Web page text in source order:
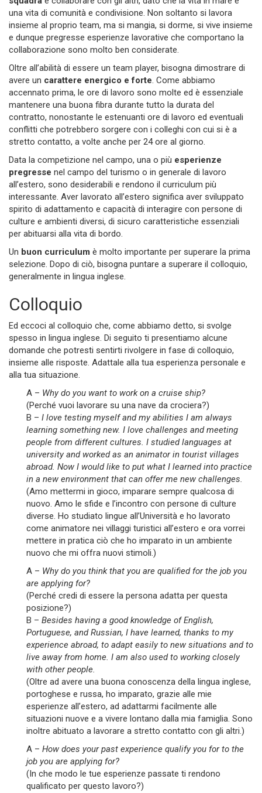
una vita di comunità e condivisione. Non soltanto si lavora
insieme al proprio team, ma si mangia, si dorme, si vive insieme
e dunque pregresse esperienze lavorative che comportano la
collaborazione sono molto ben considerate.
Oltre all’abilità di essere un team player, bisogna dimostrare di
avere un carattere energico e forte. Come abbiamo
accennato prima, le ore di lavoro sono molte ed è essenziale
mantenere una buona fibra durante tutto la durata del
contratto, nonostante le estenuanti ore di lavoro ed eventuali
conflitti che potrebbero sorgere con i colleghi con cui si è a
stretto contatto, a volte anche per 24 ore al giorno.
Data la competizione nel campo, una o più esperienze
pregresse nel campo del turismo o in generale di lavoro
all’estero, sono desiderabili e rendono il curriculum più
interessante. Aver lavorato all’estero significa aver sviluppato
spirito di adattamento e capacità di interagire con persone di
culture e ambienti diversi, di sicuro caratteristiche essenziali
per abituarsi alla vita di bordo.
Un buon curriculum è molto importante per superare la prima
selezione. Dopo di ciò, bisogna puntare a superare il colloquio,
generalmente in lingua inglese.
Colloquio
Ed eccoci al colloquio che, come abbiamo detto, si svolge
spesso in lingua inglese. Di seguito ti presentiamo alcune
domande che potresti sentirti rivolgere in fase di colloquio,
insieme alle risposte. Adattale alla tua esperienza personale e
alla tua situazione.
A – Why do you want to work on a cruise ship?
(Perché vuoi lavorare su una nave da crociera?)
B – I love testing myself and my abilities I am always
learning something new. I love challenges and meeting
people from different cultures. I studied languages at
university and worked as an animator in tourist villages
abroad. Now I would like to put what I learned into practice
in a new environment that can offer me new challenges.
(Amo mettermi in gioco, imparare sempre qualcosa di
nuovo. Amo le sfide e l’incontro con persone di culture
diverse. Ho studiato lingue all’Università e ho lavorato
come animatore nei villaggi turistici all’estero e ora vorrei
mettere in pratica ciò che ho imparato in un ambiente
nuovo che mi offra nuovi stimoli.)
A – Why do you think that you are qualified for the job you
are applying for?
(Perché credi di essere la persona adatta per questa
posizione?)
B – Besides having a good knowledge of English,
Portuguese, and Russian, I have learned, thanks to my
experience abroad, to adapt easily to new situations and to
live away from home. I am also used to working closely
with other people.
(Oltre ad avere una buona conoscenza della lingua inglese,
portoghese e russa, ho imparato, grazie alle mie
esperienze all’estero, ad adattarmi facilmente alle
situazioni nuove e a vivere lontano dalla mia famiglia. Sono
inoltre abituato a lavorare a stretto contatto con gli altri.)
A – How does your past experience qualify you for to the
job you are applying for?
(In che modo le tue esperienze passate ti rendono
qualificato per questo lavoro?)